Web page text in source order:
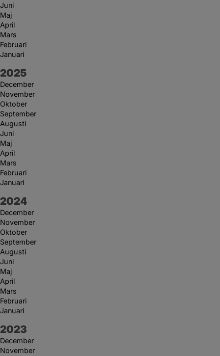
Juni
Maj
April
Mars
Februari
Januari
År:
2025
December
November
Oktober
September
Augusti
Juni
Maj
April
Mars
Februari
Januari
År:
2024
December
November
Oktober
September
Augusti
Juni
Maj
April
Mars
Februari
Januari
År:
2023
December
November